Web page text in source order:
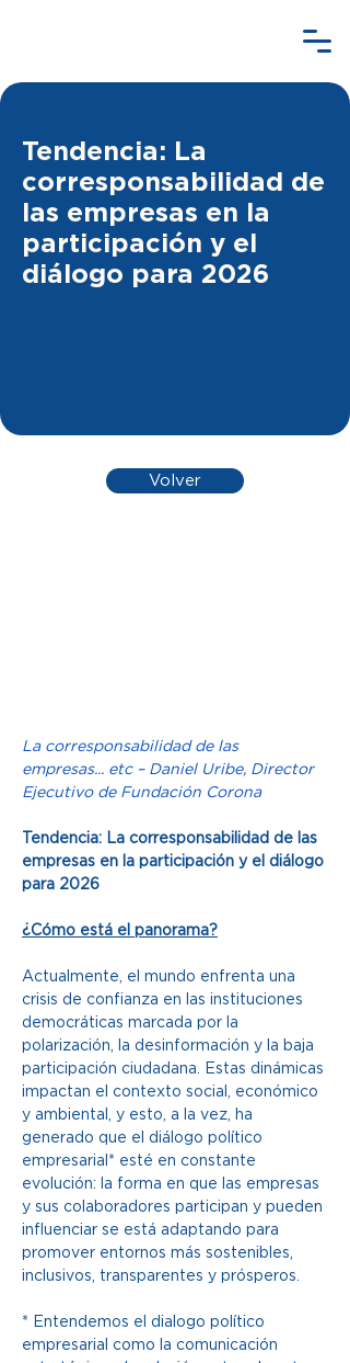
Tendencia: La
corresponsabilidad de
las empresas en la
participación y el
diálogo para 2026
Volver
La corresponsabilidad de las
empresas... etc – Daniel Uribe, Director
Ejecutivo de Fundación Corona
Tendencia: La corresponsabilidad de las
empresas en la participación y el diálogo
para 2026
¿Cómo está el panorama?
Actualmente, el mundo enfrenta una
crisis de confianza en las instituciones
democráticas marcada por la
polarización, la desinformación y la baja
participación ciudadana. Estas dinámicas
impactan el contexto social, económico
y ambiental, y esto, a la vez, ha
generado que el diálogo político
empresarial* esté en constante
evolución: la forma en que las empresas
y sus colaboradores participan y pueden
influenciar se está adaptando para
promover entornos más sostenibles,
inclusivos, transparentes y prósperos.
* Entendemos el dialogo político
empresarial como la comunicación